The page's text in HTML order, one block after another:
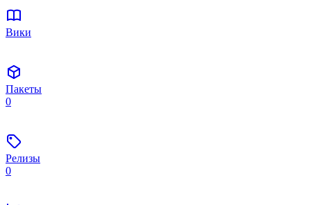
Вики
Пакеты
0
Релизы
0